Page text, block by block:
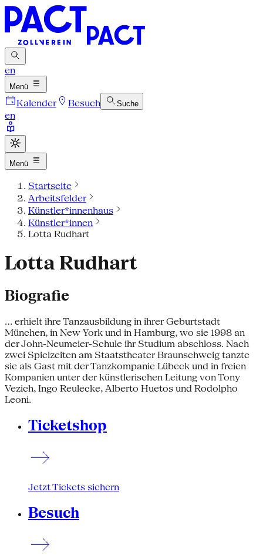
en
Menü
Kalender Besuch Suche
en
Menü
Startseite
Arbeitsfelder
Künstler*innenhaus
Künstler*innen
Lotta Rudhart
Lotta Rudhart
Biografie
... erhielt ihre Tanzausbildung in ihrer Geburtstadt
München, in New York und in Hamburg, wo sie 1998 an
der John-Neumeier-Schule ihr Studium abschloss. Nach
zwei Spielzeiten am Staatstheater Braunschweig tanzte
sie als Gast mit der Tanzkompanie Lübeck und in freien
Kompanien unter der künstlerischen Leitung von Tony
Vezich, Ingo Reulecke, Alberto Huetos und Rodolpho
Leoni.
Ticketshop
Jetzt Tickets sichern
Besuch